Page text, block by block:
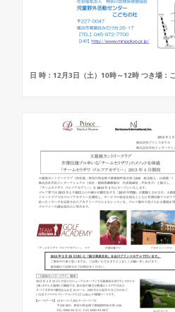
日 時：12月3日（土）10時～12時 つき場：